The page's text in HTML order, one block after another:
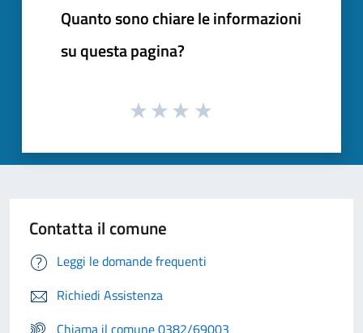
Quanto sono chiare le informazioni
su questa pagina?
Contatta il comune
Leggi le domande frequenti
Richiedi Assistenza